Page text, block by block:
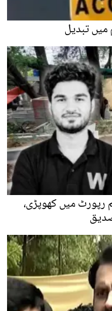
تبدیل
میں کھوپڑی،